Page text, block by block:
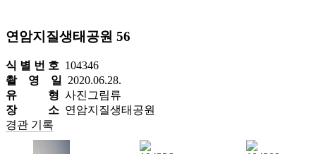
연암지질생태공원 56
식 별 번 호 104346
촬 영 일
2020.06.28.
유 형 사진그림류
장 소 연암지질생태공원
경관 기록